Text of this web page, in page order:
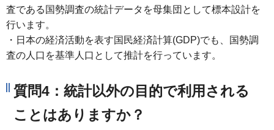
査である国勢調査の統計データを母集団として標本設計を
行います。
・日本の経済活動を表す国民経済計算(GDP)でも、国勢調
査の人口を基準人口として推計を行っています。
質問4：統計以外の目的で利用される
ことはありますか？